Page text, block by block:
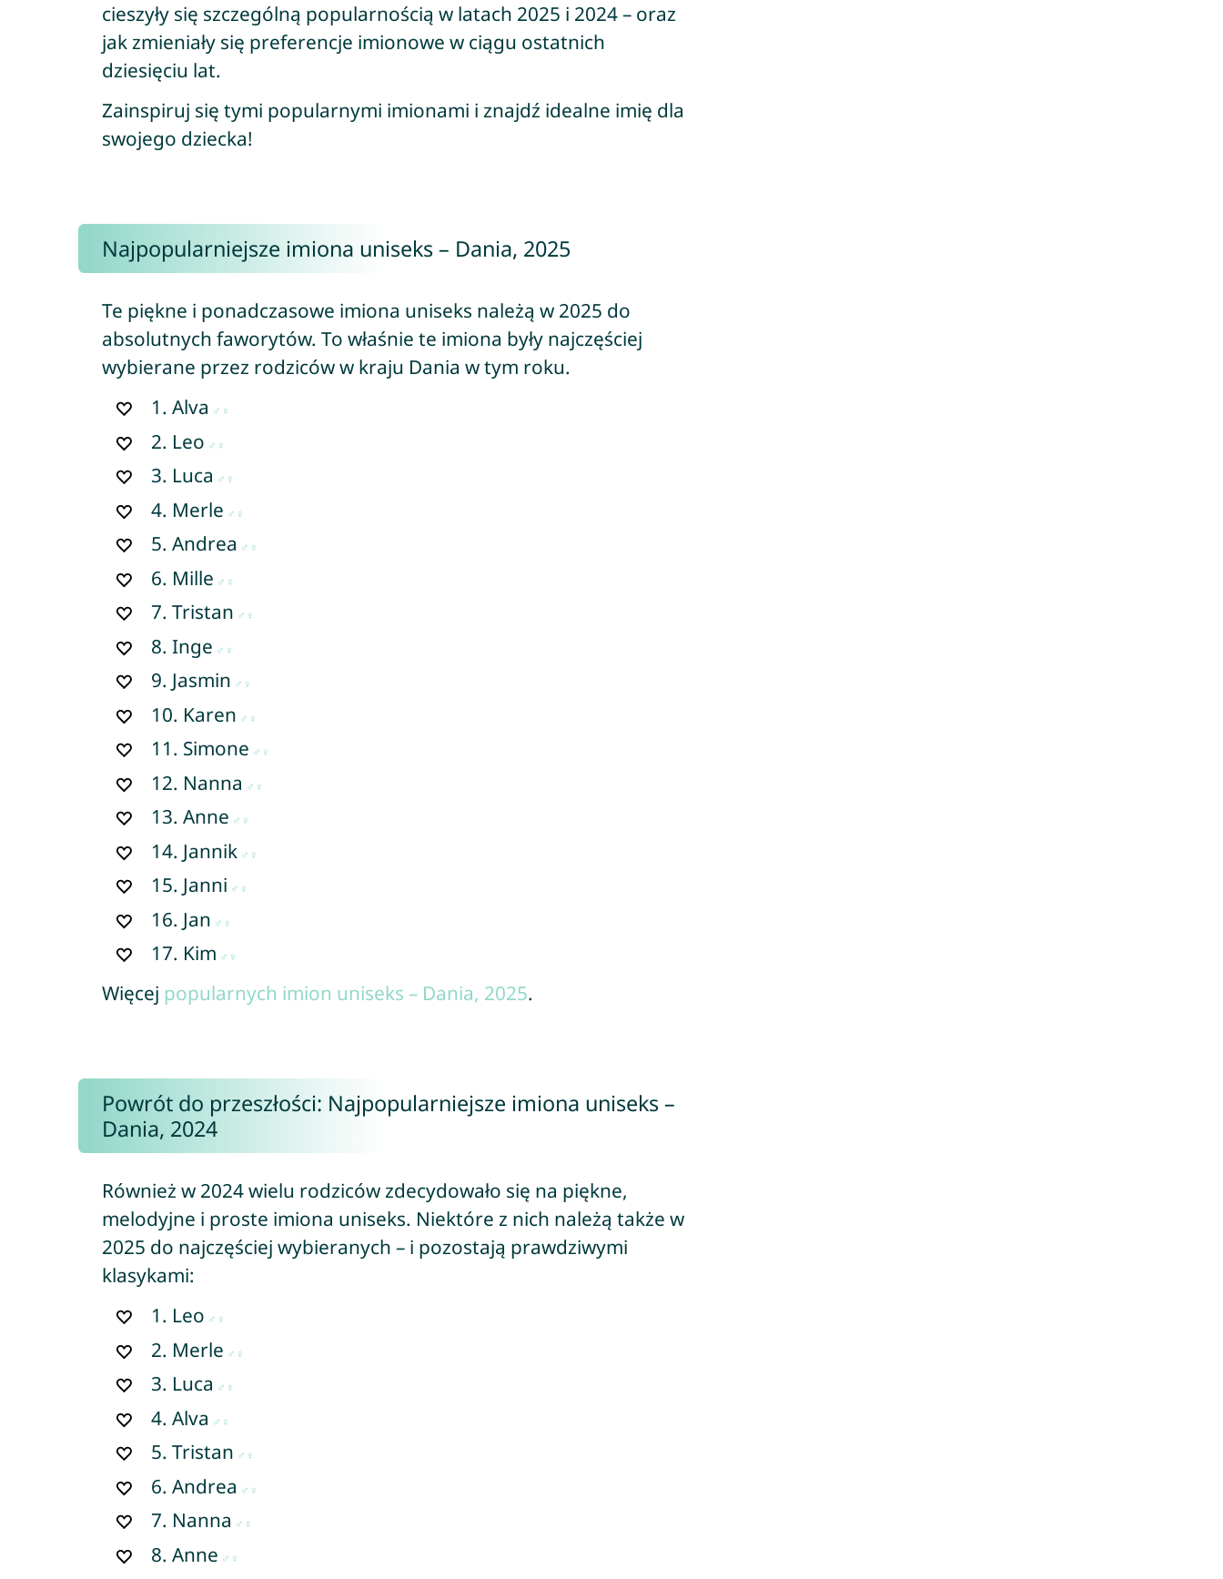
cieszyły się szczególną popularnością w latach 2025 i 2024 – oraz
jak zmieniały się preferencje imionowe w ciągu ostatnich
dziesięciu lat.
Zainspiruj się tymi popularnymi imionami i znajdź idealne imię dla
swojego dziecka!
Najpopularniejsze imiona uniseks – Dania, 2025
Te piękne i ponadczasowe imiona uniseks należą w 2025 do
absolutnych faworytów. To właśnie te imiona były najczęściej
wybierane przez rodziców w kraju Dania w tym roku.
1.Alva
2. Leo
3. Luca
4. Merle
5.Andrea
6. Mille
7.Tristan
8.Inge
9. Jasmin
10. Karen
11. Simone
12. Nanna
13.Anne
14. Jannik
15. Janni
16. Jan
17. Kim
Więcej popularnych imion uniseks – Dania, 2025.
Powrót do przeszłości: Najpopularniejsze imiona uniseks –
Dania, 2024
Również w 2024 wielu rodziców zdecydowało się na piękne,
melodyjne i proste imiona uniseks. Niektóre z nich należą także w
2025 do najczęściej wybieranych – i pozostają prawdziwymi
klasykami:
1. Leo
2. Merle
3. Luca
4.Alva
5.Tristan
6.Andrea
7. Nanna
8.Anne